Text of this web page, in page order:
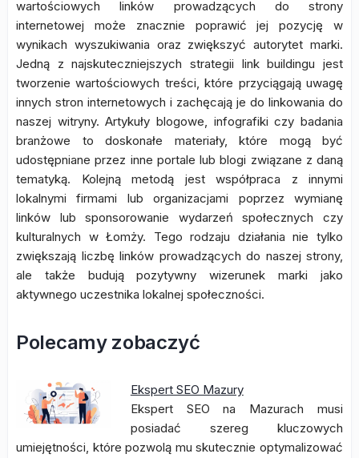
wartościowych linków prowadzących do strony
internetowej może znacznie poprawić jej pozycję w
wynikach wyszukiwania oraz zwiększyć autorytet marki.
Jedną z najskuteczniejszych strategii link buildingu jest
tworzenie wartościowych treści, które przyciągają uwagę
innych stron internetowych i zachęcają je do linkowania do
naszej witryny. Artykuły blogowe, infografiki czy badania
branżowe to doskonałe materiały, które mogą być
udostępniane przez inne portale lub blogi związane z daną
tematyką. Kolejną metodą jest współpraca z innymi
lokalnymi firmami lub organizacjami poprzez wymianę
linków lub sponsorowanie wydarzeń społecznych czy
kulturalnych w Łomży. Tego rodzaju działania nie tylko
zwiększają liczbę linków prowadzących do naszej strony,
ale także budują pozytywny wizerunek marki jako
aktywnego uczestnika lokalnej społeczności.
Polecamy zobaczyć
Ekspert SEO Mazury
Ekspert SEO na Mazurach musi
posiadać szereg kluczowych
umiejętności, które pozwolą mu skutecznie optymalizować